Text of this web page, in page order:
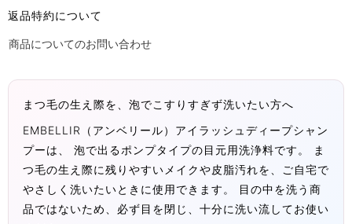
返品特約について
商品についてのお問い合わせ
まつ毛の生え際を、泡でこすりすぎず洗いたい方へ
EMBELLIR（アンベリール）アイラッシュディープシャン
プーは、 泡で出るポンプタイプの目元用洗浄料です。 ま
つ毛の生え際に残りやすいメイクや皮脂汚れを、ご自宅で
やさしく洗いたいときに使用できます。 目の中を洗う商
品ではないため、必ず目を閉じ、十分に洗い流してお使い